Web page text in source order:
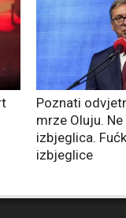
Poznati
mrze Oluju.
izbjeglica.
izbjeglice